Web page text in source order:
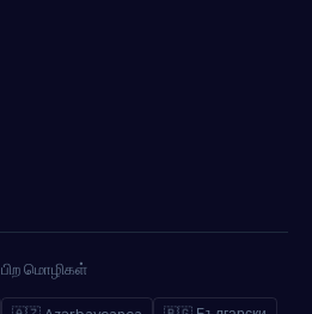
பிற மொழிகள்